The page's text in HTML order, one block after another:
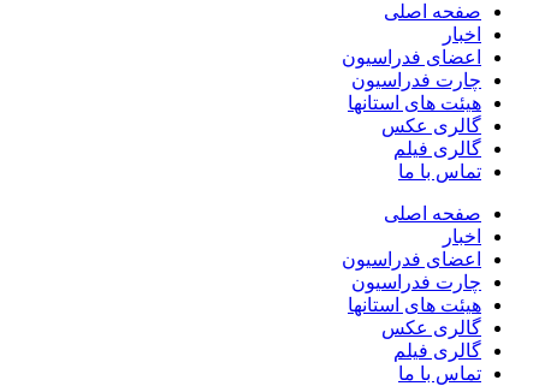
صفحه اصلی
اخبار
اعضای فدراسیون
چارت فدراسیون
هیئت های استانها
گالری عکس
گالری فیلم
تماس با ما
صفحه اصلی
اخبار
اعضای فدراسیون
چارت فدراسیون
هیئت های استانها
گالری عکس
گالری فیلم
تماس با ما